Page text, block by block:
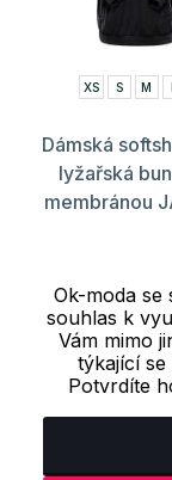
XS S M L
Dámská
lyžařská
membránou
1
Ok-moda se
souhlas k
Vám mimo
týkající se
Potvrdíte